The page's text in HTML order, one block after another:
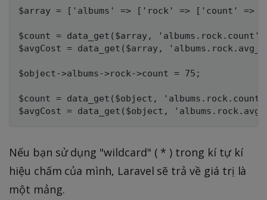
$array = ['albums' => ['rock' => ['count' =>
$count = data_get($array,
$avgCost = data_get($array,
$object->albums->rock->count = 75;
$count = data_get($object,
Nếu bạn sử dụng "wildcard" ( * ) trong kí tự kí
hiệu chấm của mình, Laravel sẽ trả về giá trị là
một mảng.